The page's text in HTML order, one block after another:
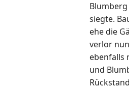
siegte.
ehe die
verlor
ebenfalls
und